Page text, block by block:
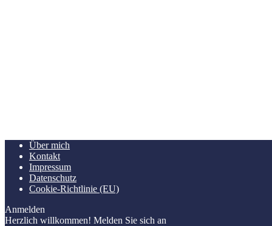
Über mich
Kontakt
Impressum
Datenschutz
Cookie-Richtlinie (EU)
Anmelden
Herzlich willkommen! Melden Sie sich an